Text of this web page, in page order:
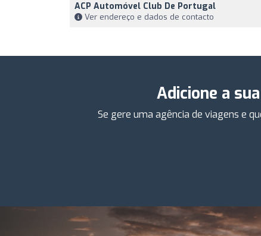
ACP Automóvel Club De Portugal
Ver endereço e dados de contacto
Adicione a
Se gere uma agência de viagens e